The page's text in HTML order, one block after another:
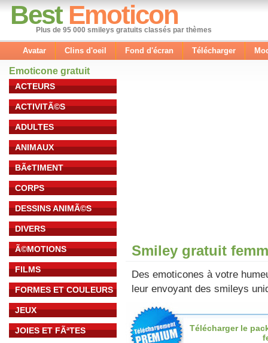
Best Emoticon
Plus de 95 000 smileys gratuits classés par thèmes
Avatar Clins d'oeil Fond d'écran Télécharger
Emoticone gratuit
ACTEURS
ACTIVITÃ©S
ADULTES
ANIMAUX
BÃ¢TIMENT
CORPS
DESSINS ANIMÃ©S
DIVERS
Ã©MOTIONS
FILMS
FORMES ET COULEURS
JEUX
JOIES ET FÃªTES
Smiley gratuit
Des emoticones à votre
leur envoyant des smileys
Télécharger le